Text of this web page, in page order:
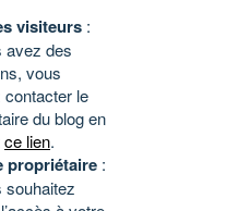
visiteurs :
avez des
vous
contacter le
du blog en
ce lien.
propriétaire :
souhaitez